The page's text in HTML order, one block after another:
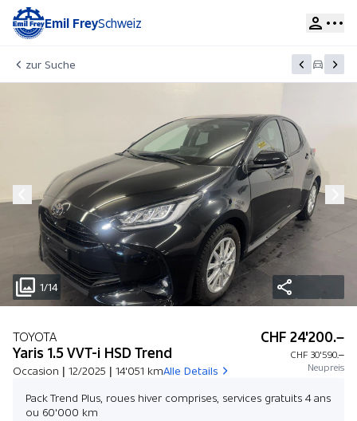
Emil FreySchweiz
zur Suche
1/14
TOYOTA
Yaris 1.5 VVT-i HSD Trend
Occasion | 12/2025 | 14'051 kmAlle Details
CHF 24'200.–
CHF 30'590.–
Neupreis
Pack Trend Plus, roues hiver comprises, services gratuits 4 ans
ou 60'000 km